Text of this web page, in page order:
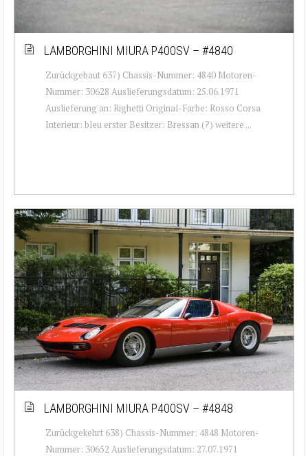
LAMBORGHINI MIURA P400SV – #4840
Zurückgebaut 637) Chassis-Nummer: 4840 Motoren-
Nummer: 30628 Auslieferungsdatum: 25.06.1971
Auslieferung an: Righetti Original-Farbe: Rosso Corsa
Interieur: bleu erster Besitzer: Bressan (?) weitere ...
LAMBORGHINI MIURA P400SV – #4848
Zurückgekehrt 638) Chassis-Nummer: 4848 Motoren-
Nummer: 30652 Auslieferungsdatum: 27.07.1971